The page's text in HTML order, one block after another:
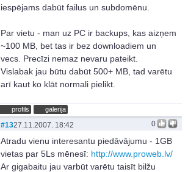
iespējams dabūt failus un subdomēnu.
Par vietu - man uz PC ir backups, kas aizņem
~100 MB, bet tas ir bez downloadiem un
vecs. Precīzi nemaz nevaru pateikt.
Vislabak jau būtu dabūt 500+ MB, tad varētu
arī kaut ko klāt normali pielikt.
profils galerija
0
#1327.11.2007. 18:42
Atradu vienu interesantu piedāvājumu - 1GB
vietas par 5Ls mēnesī: http://www.proweb.lv/
Ar gigabaitu jau varbūt varētu taisīt bilžu